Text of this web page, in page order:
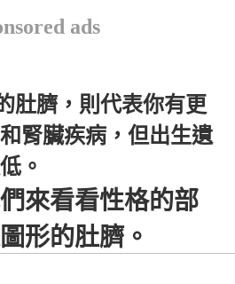
ads
肚臍，則代表你有更
腎臟疾病，但出生遺
。
來看看性格的部
形的肚臍。